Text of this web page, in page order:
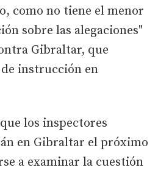
como no tiene el menor
sobre las alegaciones"
Gibraltar, que
instrucción en
los inspectores
en Gibraltar el próximo
a examinar la cuestión